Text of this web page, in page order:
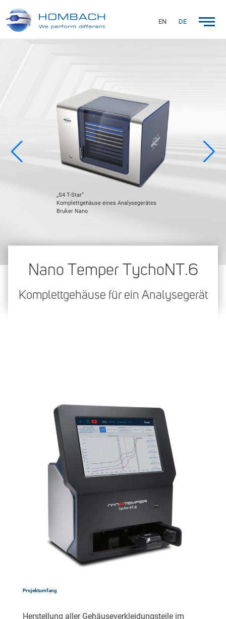
EN DE
„S4 T-Star“
Komplettgehäuse eines Analysegerätes
Bruker Nano
Nano Temper TychoNT.6
Komplettgehäuse für ein Analysegerät
Projektumfang
Herstellung aller Gehäuseverkleidungsteile im